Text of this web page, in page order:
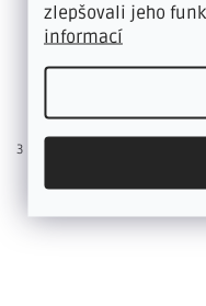
zlepšovali jeho
informací
407 Kč bez DPH
493 Kč
3 m